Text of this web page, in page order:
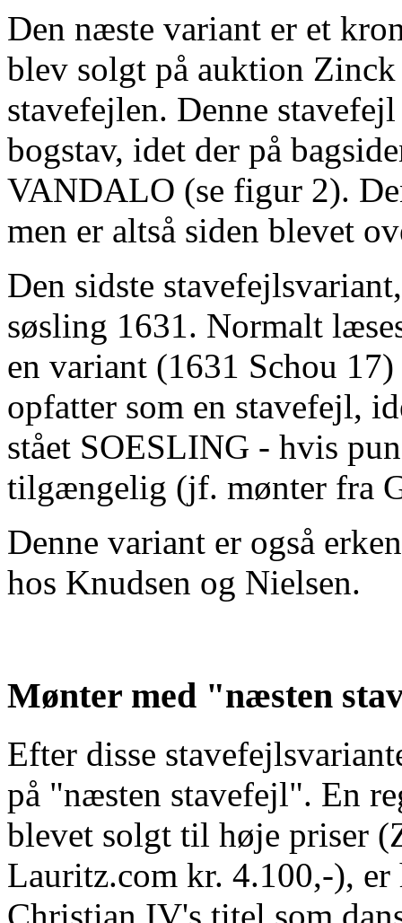
Den næste variant er et
blev solgt på auktion
stavefejlen. Denne
bogstav, idet der på
VANDALO (se figur 2).
men er altså siden blevet
Den sidste
søsling 1631. Normalt
en variant (1631 Schou
opfatter som en stavefejl,
stået SOESLING - hvis
tilgængelig (jf. mønter fra
Denne variant er også
hos Knudsen og Nielsen.
Mønter med "næsten
Efter disse
på "næsten stavefejl". En
blevet solgt til høje priser
Lauritz.com kr. 4.100,-),
Christian IV's titel som